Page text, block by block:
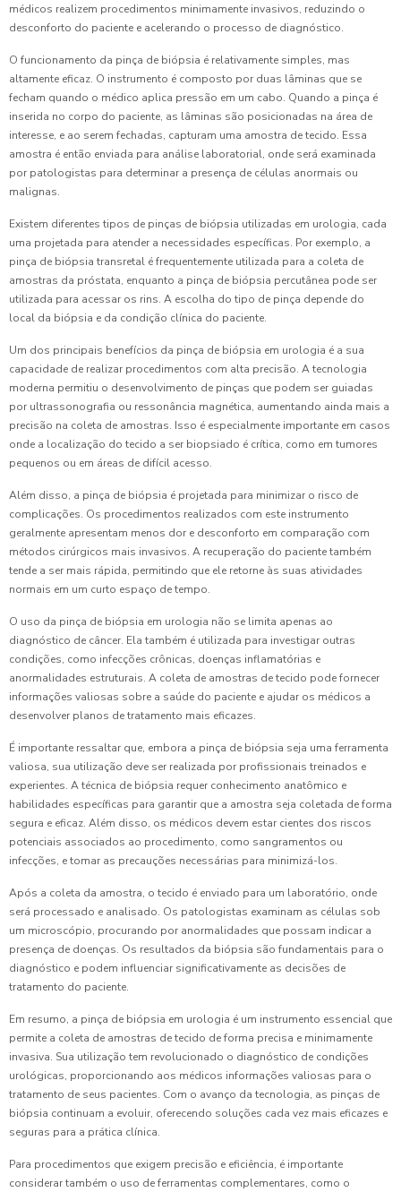
médicos realizem procedimentos minimamente invasivos, reduzindo o
desconforto do paciente e acelerando o processo de diagnóstico.
O funcionamento da pinça de biópsia é relativamente simples, mas
altamente eficaz. O instrumento é composto por duas lâminas que se
fecham quando o médico aplica pressão em um cabo. Quando a pinça é
inserida no corpo do paciente, as lâminas são posicionadas na área de
interesse, e ao serem fechadas, capturam uma amostra de tecido. Essa
amostra é então enviada para análise laboratorial, onde será examinada
por patologistas para determinar a presença de células anormais ou
malignas.
Existem diferentes tipos de pinças de biópsia utilizadas em urologia, cada
uma projetada para atender a necessidades específicas. Por exemplo, a
pinça de biópsia transretal é frequentemente utilizada para a coleta de
amostras da próstata, enquanto a pinça de biópsia percutânea pode ser
utilizada para acessar os rins. A escolha do tipo de pinça depende do
local da biópsia e da condição clínica do paciente.
Um dos principais benefícios da pinça de biópsia em urologia é a sua
capacidade de realizar procedimentos com alta precisão. A tecnologia
moderna permitiu o desenvolvimento de pinças que podem ser guiadas
por ultrassonografia ou ressonância magnética, aumentando ainda mais a
precisão na coleta de amostras. Isso é especialmente importante em casos
onde a localização do tecido a ser biopsiado é crítica, como em tumores
pequenos ou em áreas de difícil acesso.
Além disso, a pinça de biópsia é projetada para minimizar o risco de
complicações. Os procedimentos realizados com este instrumento
geralmente apresentam menos dor e desconforto em comparação com
métodos cirúrgicos mais invasivos. A recuperação do paciente também
tende a ser mais rápida, permitindo que ele retorne às suas atividades
normais em um curto espaço de tempo.
O uso da pinça de biópsia em urologia não se limita apenas ao
diagnóstico de câncer. Ela também é utilizada para investigar outras
condições, como infecções crônicas, doenças inflamatórias e
anormalidades estruturais. A coleta de amostras de tecido pode fornecer
informações valiosas sobre a saúde do paciente e ajudar os médicos a
desenvolver planos de tratamento mais eficazes.
É importante ressaltar que, embora a pinça de biópsia seja uma ferramenta
valiosa, sua utilização deve ser realizada por profissionais treinados e
experientes. A técnica de biópsia requer conhecimento anatômico e
habilidades específicas para garantir que a amostra seja coletada de forma
segura e eficaz. Além disso, os médicos devem estar cientes dos riscos
potenciais associados ao procedimento, como sangramentos ou
infecções, e tomar as precauções necessárias para minimizá-los.
Após a coleta da amostra, o tecido é enviado para um laboratório, onde
será processado e analisado. Os patologistas examinam as células sob
um microscópio, procurando por anormalidades que possam indicar a
presença de doenças. Os resultados da biópsia são fundamentais para o
diagnóstico e podem influenciar significativamente as decisões de
tratamento do paciente.
Em resumo, a pinça de biópsia em urologia é um instrumento essencial que
permite a coleta de amostras de tecido de forma precisa e minimamente
invasiva. Sua utilização tem revolucionado o diagnóstico de condições
urológicas, proporcionando aos médicos informações valiosas para o
tratamento de seus pacientes. Com o avanço da tecnologia, as pinças de
biópsia continuam a evoluir, oferecendo soluções cada vez mais eficazes e
seguras para a prática clínica.
Para procedimentos que exigem precisão e eficiência, é importante
considerar também o uso de ferramentas complementares, como o